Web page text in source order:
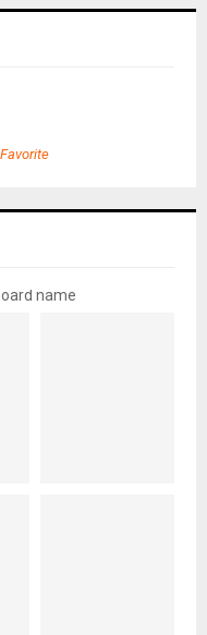
Favorite
name